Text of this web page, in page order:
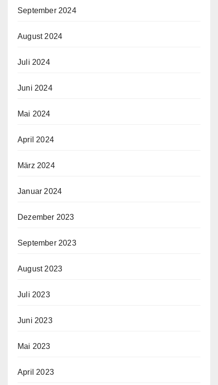
September 2024
August 2024
Juli 2024
Juni 2024
Mai 2024
April 2024
März 2024
Januar 2024
Dezember 2023
September 2023
August 2023
Juli 2023
Juni 2023
Mai 2023
April 2023